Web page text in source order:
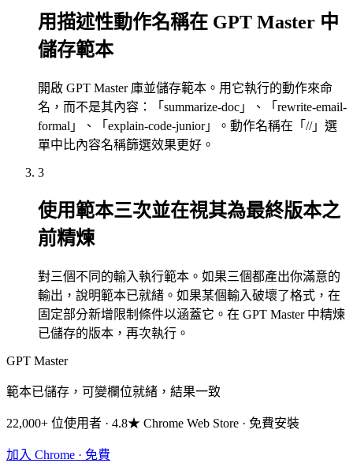
用描述性動作名稱在 GPT Master 中
儲存範本
開啟 GPT Master 庫並儲存範本。用它執行的動作來命
名，而不是其內容：「summarize-doc」、「rewrite-email-
formal」、「explain-code-junior」。動作名稱在「//」選
單中比內容名稱篩選效果更好。
3
使用範本三次並在視其為最終版本之
前精煉
對三個不同的輸入執行範本。如果三個都產出你滿意的
輸出，說明範本已就緒。如果某個輸入破壞了格式，在
固定部分新增限制條件以涵蓋它。在 GPT Master 中精煉
已儲存的版本，再次執行。
GPT Master
範本已儲存，可變欄位就緒，結果一致
22,000+ 位使用者 · 4.8★ Chrome Web Store · 免費安裝
加入 Chrome · 免費